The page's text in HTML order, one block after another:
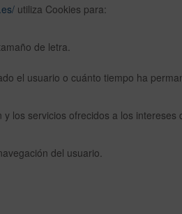
utiliza Cookies para:
de letra.
el usuario o cuánto tiempo ha
los servicios ofrecidos a los intereses
del usuario.